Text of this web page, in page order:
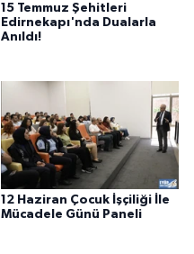
15 Temmuz Şehitleri
Edirnekapı'nda Dualarla
Anıldı!
12 Haziran Çocuk İşçiliği İle
Mücadele Günü Paneli